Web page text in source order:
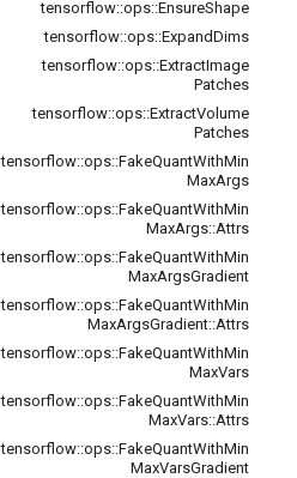
tensorflow::ops::EnsureShape
tensorflow::ops::ExpandDims
tensorflow::ops::ExtractImage
Patches
tensorflow::ops::ExtractVolume
Patches
tensorflow::ops::FakeQuantWithMin
MaxArgs
tensorflow::ops::FakeQuantWithMin
MaxArgs::Attrs
tensorflow::ops::FakeQuantWithMin
MaxArgsGradient
tensorflow::ops::FakeQuantWithMin
MaxArgsGradient::Attrs
tensorflow::ops::FakeQuantWithMin
MaxVars
tensorflow::ops::FakeQuantWithMin
MaxVars::Attrs
tensorflow::ops::FakeQuantWithMin
MaxVarsGradient